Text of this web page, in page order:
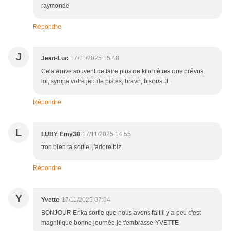
raymonde
Répondre
J Jean-Luc 17/11/2025 15:48
Cela arrive souvent de faire plus de kilomètres que prévus,
lol, sympa votre jeu de pistes, bravo, bisous JL
Répondre
L LUBY Emy38 17/11/2025 14:55
trop bien ta sortie, j'adore biz
Répondre
Y Yvette 17/11/2025 07:04
BONJOUR Erika sortie que nous avons fait il y a peu c'est
magnifique bonne journée je t'embrasse YVETTE